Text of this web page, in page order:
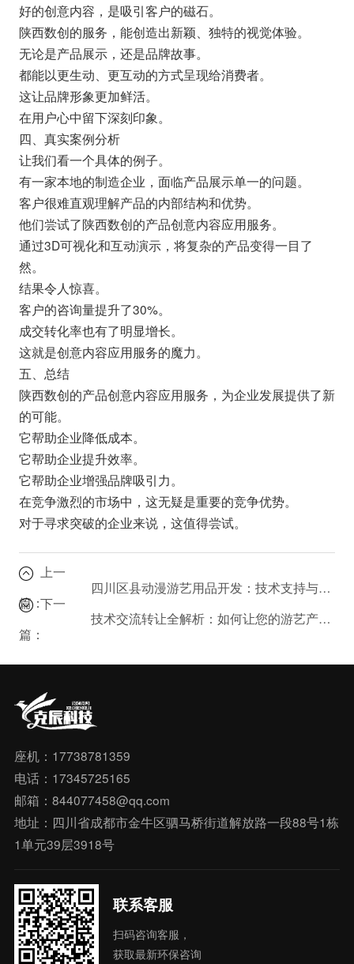
好的创意内容，是吸引客户的磁石。
陕西数创的服务，能创造出新颖、独特的视觉体验。
无论是产品展示，还是品牌故事。
都能以更生动、更互动的方式呈现给消费者。
这让品牌形象更加鲜活。
在用户心中留下深刻印象。
四、真实案例分析
让我们看一个具体的例子。
有一家本地的制造企业，面临产品展示单一的问题。
客户很难直观理解产品的内部结构和优势。
他们尝试了陕西数创的产品创意内容应用服务。
通过3D可视化和互动演示，将复杂的产品变得一目了
然。
结果令人惊喜。
客户的咨询量提升了30%。
成交转化率也有了明显增长。
这就是创意内容应用服务的魔力。
五、总结
陕西数创的产品创意内容应用服务，为企业发展提供了新
的可能。
它帮助企业降低成本。
它帮助企业提升效率。
它帮助企业增强品牌吸引力。
在竞争激烈的市场中，这无疑是重要的竞争优势。
对于寻求突破的企业来说，这值得尝试。
上一
篇：
四川区县动漫游艺用品开发：技术支持与信息技术服务的重要性
下一
篇：
技术交流转让全解析：如何让您的游艺产品创意快速落地？
座机：17738781359
电话：17345725165
邮箱：844077458@qq.com
地址：四川省成都市金牛区驷马桥街道解放路一段88号1栋
1单元39层3918号
联系客服
扫码咨询客服，
获取最新环保咨询